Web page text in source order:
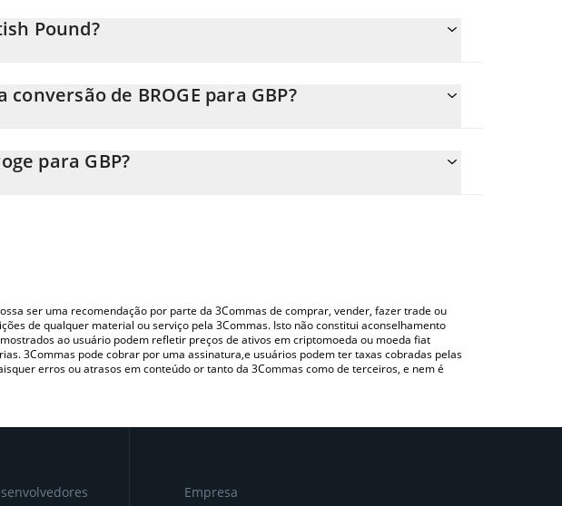
Pound?
11 GBP
de BROGE para GBP?
correspondente e converterá automaticamente o valor em British Pound
para GBP?
ser uma recomendação por parte da 3Commas de comprar, vender, fazer trade ou
de qualquer material ou serviço pela 3Commas. Isto não constitui aconselhamento
ao usuário podem refletir preços de ativos em criptomoeda ou moeda fiat
3Commas pode cobrar por uma assinatura,e usuários podem ter taxas cobradas pelas
erros ou atrasos em conteúdo or tanto da 3Commas como de terceiros, e nem é
Empresa